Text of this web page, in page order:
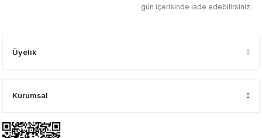
gün içerisinde iade edebilirsiniz.
Üyelik
Kurumsal